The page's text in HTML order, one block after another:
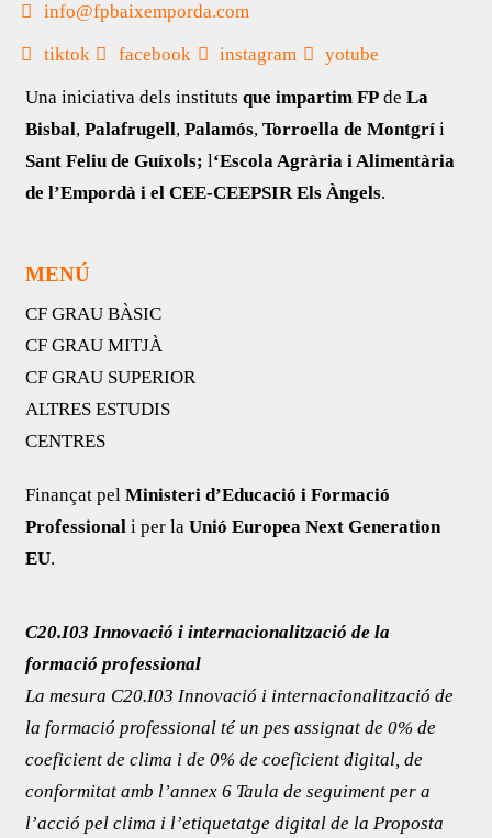
info@fpbaixemporda.com
tiktok facebook instagram yotube
Una iniciativa dels institutsque impartim FP deLa
Bisbal,Palafrugell,Palamós,Torroella de Montgrí i
Sant Feliu de Guíxols; l‘Escola Agrària i Alimentària
de l’Empordà i el CEE-CEEPSIR Els Àngels.
MENÚ
CF GRAU BÀSIC
CF GRAU MITJÀ
CF GRAU SUPERIOR
ALTRES ESTUDIS
CENTRES
Finançat pelMinisteri d’Educació i Formació
Professional i per laUnió Europea Next Generation
EU.
C20.I03 Innovació i internacionalització de la
formació professional
La mesura C20.I03 Innovació i internacionalització de
la formació professional té un pes assignat de 0% de
coeficient de clima i de 0% de coeficient digital, de
conformitat amb l’annex 6 Taula de seguiment per a
l’acció pel clima i l’etiquetatge digital de la Proposta